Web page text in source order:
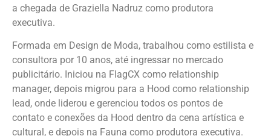
a chegada de Graziella Nadruz como produtora
executiva.
Formada em Design de Moda, trabalhou como estilista e
consultora por 10 anos, até ingressar no mercado
publicitário. Iniciou na FlagCX como relationship
manager, depois migrou para a Hood como relationship
lead, onde liderou e gerenciou todos os pontos de
contato e conexões da Hood dentro da cena artística e
cultural, e depois na Fauna como produtora executiva.